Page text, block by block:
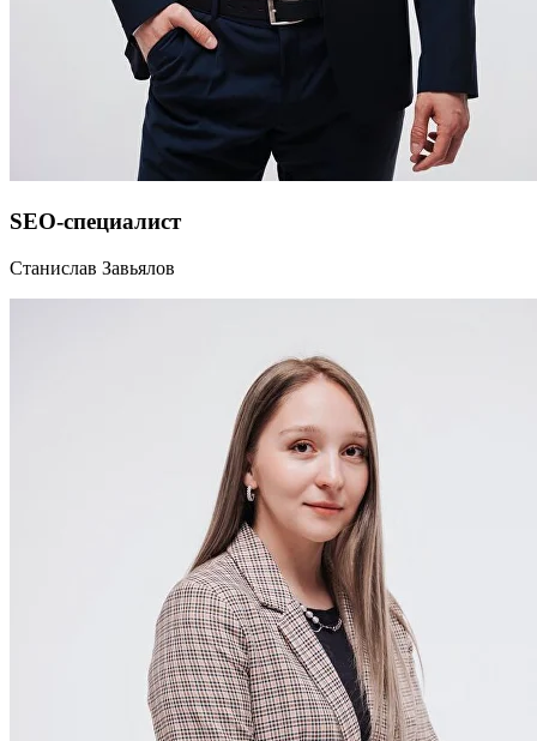
SEO-специалист
Станислав Завьялов